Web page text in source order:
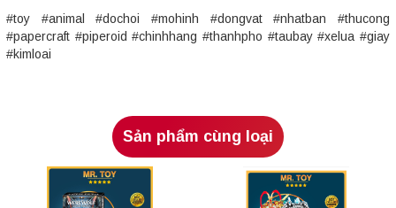
#toy #animal #dochoi #mohinh #dongvat #nhatban #thucong
#papercraft #piperoid #chinhhang #thanhpho #taubay #xelua #giay
#kimloai
Sản phẩm cùng loại